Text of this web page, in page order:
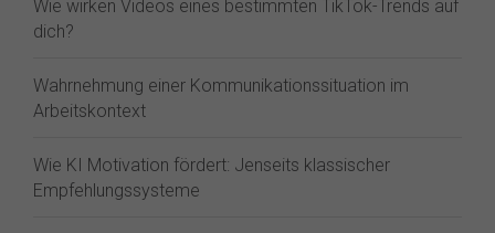
Wie wirken Videos eines bestimmten TikTok-Trends auf
dich?
Wahrnehmung einer Kommunikationssituation im
Arbeitskontext
Wie KI Motivation fördert: Jenseits klassischer
Empfehlungssysteme